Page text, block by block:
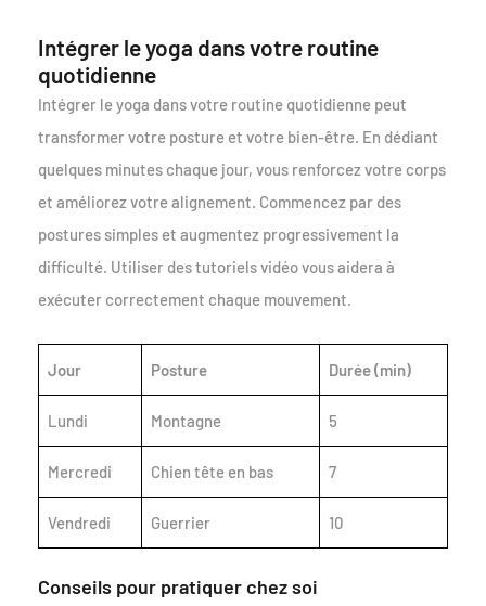
Intégrer le yoga dans votre routine
quotidienne
Intégrer le yoga dans votre routine quotidienne peut
transformer votre posture et votre bien-être. En dédiant
quelques minutes chaque jour, vous renforcez votre corps
et améliorez votre alignement. Commencez par des
postures simples et augmentez progressivement la
difficulté. Utiliser des tutoriels vidéo vous aidera à
exécuter correctement chaque mouvement.
Jour Posture Durée (min)
Lundi Montagne 5
Mercredi Chien tête en bas 7
Vendredi Guerrier 10
Conseils pour pratiquer chez soi